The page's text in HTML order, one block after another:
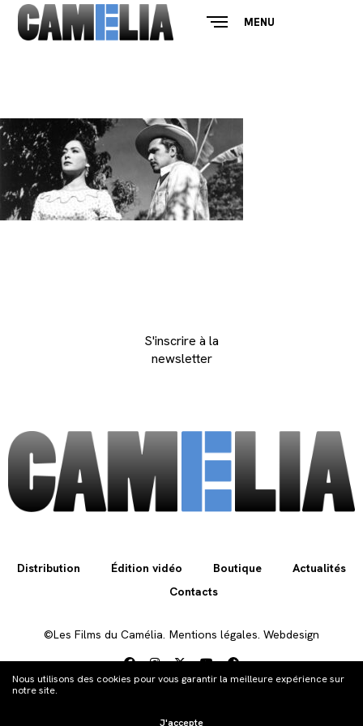
MENU
S'inscrire à la
newsletter
Distribution Édition vidéo Boutique
Actualités
Contacts
©Les Films du Camélia. Mentions légales. Webdesign
Nous utilisons des cookies pour vous garantir la meilleure expérience sur
notre site.
J'accepte